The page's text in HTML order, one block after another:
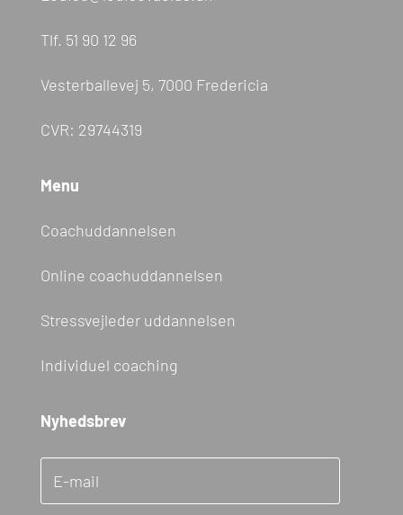
Tlf. 51 90 12 96
Vesterballevej 5, 7000 Fredericia
CVR: 29744319
Menu
Coachuddannelsen
Online coachuddannelsen
Stressvejleder uddannelsen
Individuel coaching
Nyhedsbrev